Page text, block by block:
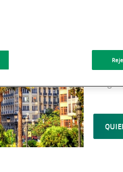
En
todo el
integral.